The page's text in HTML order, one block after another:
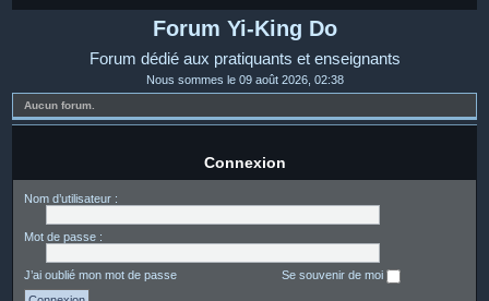
Forum Yi-King Do
Forum dédié aux pratiquants et enseignants
Nous sommes le 09 août 2026, 02:38
Aucun forum.
Connexion
Nom d’utilisateur :
Mot de passe :
J’ai oublié mon mot de passe Se souvenir de moi